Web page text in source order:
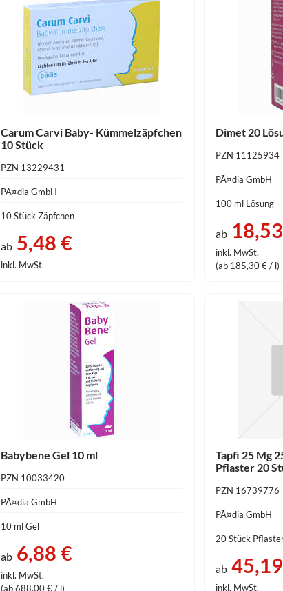
Carum Carvi Baby- Kümmelzäpfchen
10 Stück
PZN 13229431
PÃ¤dia GmbH
10 Stück Zäpfchen
ab5,48 €
inkl. MwSt.
Dimet 20
PZN 11125934
PÃ¤dia GmbH
100 ml Lösung
ab
inkl. MwSt.
(ab 185,30 € / l)
Babybene Gel 10 ml
PZN 10033420
PÃ¤dia GmbH
10 ml Gel
ab6,88 €
inkl. MwSt.
(ab 688,00 € / l)
Tapfi 25 Mg
Pflaster 20
PZN 16739776
PÃ¤dia GmbH
20 Stück
ab
inkl. MwSt.